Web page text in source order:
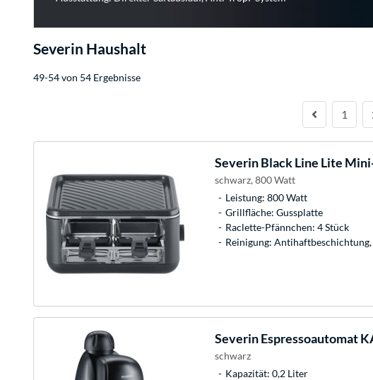
Severin Haushalt
49-54 von 54 Ergebnisse
1
SeverinBlack Line Lite
schwarz, 800 Watt
Leistung: 800 Watt
Grillfläche: Gussplatte
Raclette-Pfännchen: 4 Stück
Reinigung:
SeverinEspressoautomat
schwarz
Kapazität: 0,2 Liter